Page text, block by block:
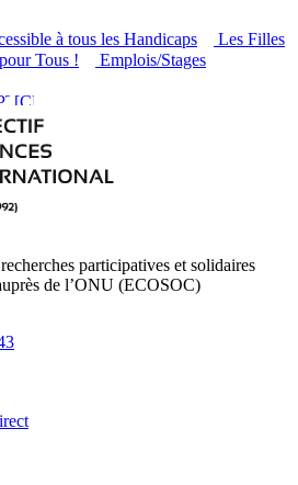
à tous les Handicaps
Les Filles
Tous !
Emplois/Stages
participatives et solidaires
de l’ONU (ECOSOC)